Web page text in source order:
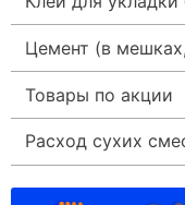
Цемент (в
Товары по акции
Расход сухих